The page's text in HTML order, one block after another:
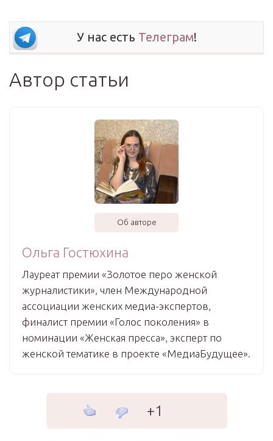
У нас есть Телеграм!
Автор статьи
Об авторе
Ольга Гостюхина
Лауреат премии «Золотое перо женской
журналистики», член Международной
ассоциации женских медиа-экспертов,
финалист премии «Голос поколения» в
номинации «Женская пресса», эксперт по
женской тематике в проекте «МедиаБудущее».
+1